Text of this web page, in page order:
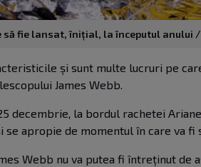
să fie lansat, înițial, la începutul anului
și sunt multe lucruri pe
James Webb.
decembrie, la bordul rachetei
se apropie de momentul în care va fi
Webb nu va putea fi întreținut de